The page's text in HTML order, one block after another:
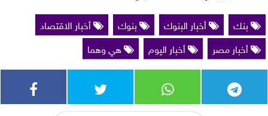
بنك
أخبار البنوك بنوك
أخبار الاقتصاد
أخبار مصر
أخبار اليوم هي وهما